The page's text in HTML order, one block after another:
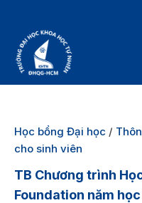
Học bổng Đại học /
cho sinh viên
TB Chương trình
Foundation năm